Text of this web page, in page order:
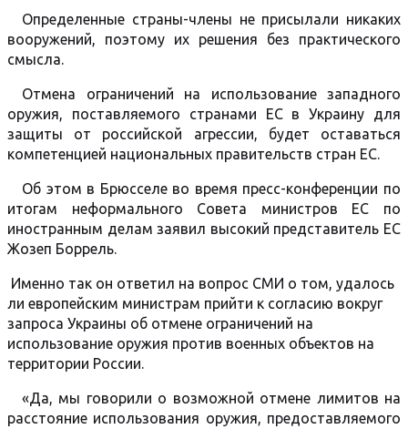
Определенные страны-члены не присылали никаких
вооружений, поэтому их решения без практического
смысла.
Отмена ограничений на использование западного
оружия, поставляемого странами ЕС в Украину для
защиты от российской агрессии, будет оставаться
компетенцией национальных правительств стран ЕС.
Об этом в Брюсселе во время пресс-конференции по
итогам неформального Совета министров ЕС по
иностранным делам заявил высокий представитель ЕС
Жозеп Боррель.
Именно так он ответил на вопрос СМИ о том, удалось
ли европейским министрам прийти к согласию вокруг
запроса Украины об отмене ограничений на
использование оружия против военных объектов на
территории России.
«Да, мы говорили о возможной отмене лимитов на
расстояние использования оружия, предоставляемого